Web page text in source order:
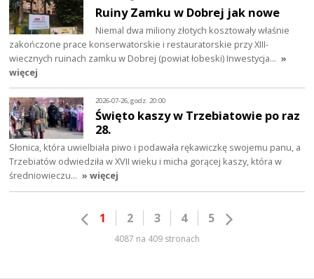
Ruiny Zamku w Dobrej jak nowe
Niemal dwa miliony złotych kosztowały właśnie
zakończone prace konserwatorskie i restauratorskie przy XIII-
wiecznych ruinach zamku w Dobrej (powiat łobeski) Inwestycja… »
więcej
2026-07-26, godz. 20:00
Święto kaszy w Trzebiatowie po raz
28.
Słonica, która uwielbiała piwo i podawała rękawiczkę swojemu panu, a
Trzebiatów odwiedziła w XVII wieku i micha gorącej kaszy, która w
średniowieczu… » więcej
1 2 3 4 5
4087 na 409 stronach